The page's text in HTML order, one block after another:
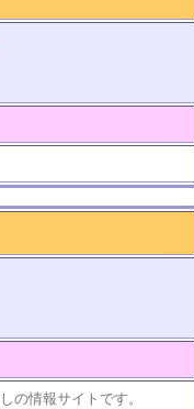
の情報サイトです。